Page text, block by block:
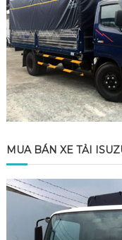
MUA BÁN XE TẢI